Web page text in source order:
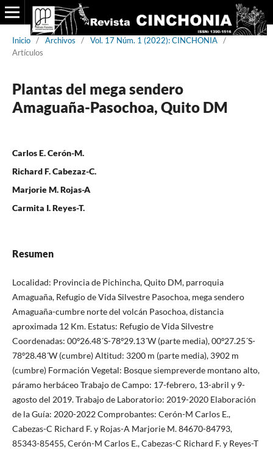
Inicio / Archivos / Vol. 17 Núm. 1 (2022): CINCHONIA /
Artículos
Plantas del mega sendero
Amaguaña-Pasochoa, Quito DM
Carlos E. Cerón-M.
Richard F. Cabezaz-C.
Marjorie M. Rojas-A
Carmita I. Reyes-T.
Resumen
Localidad: Provincia de Pichincha, Quito DM, parroquia
Amaguaña, Refugio de Vida Silvestre Pasochoa, mega sendero
Amaguaña-cumbre norte del volcán Pasochoa, distancia
aproximada 12 Km. Estatus: Refugio de Vida Silvestre
Coordenadas: 00º26.48´S-78º29.13´W (parte media), 00º27.25´S-
78º28.48´W (cumbre) Altitud: 3200 m (parte media), 3902 m
(cumbre) Formación Vegetal: Bosque siempreverde montano alto,
páramo herbáceo Trabajo de Campo: 17-febrero, 13-abril y 9-
agosto del 2019. Trabajo de Laboratorio: 2019-2020 Elaboración
de la Guía: 2020-2022 Comprobantes: Cerón-M Carlos E.,
Cabezas-C Richard F. y Rojas-A Marjorie M. 84670-84793,
85343-85455, Cerón-M Carlos E., Cabezas-C Richard F. y Reyes-T